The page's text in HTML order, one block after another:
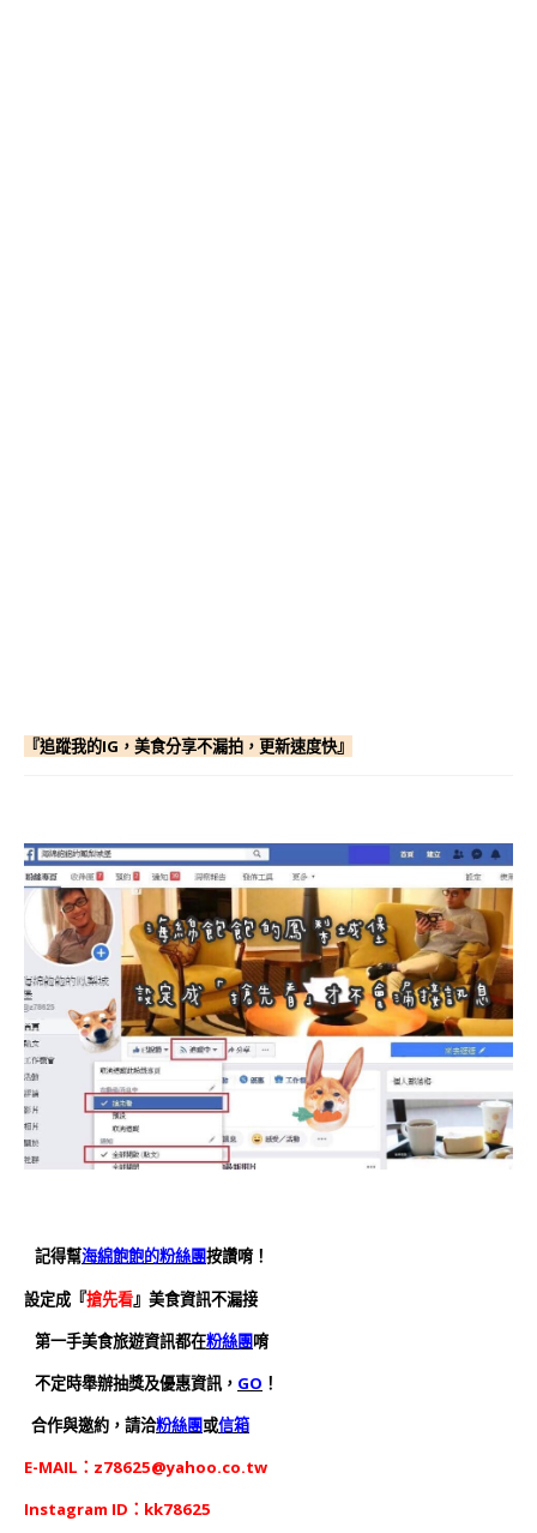
『追蹤我的IG，美食分享不漏拍，更新速度快』
記得幫海綿飽飽的粉絲團按讚唷！
設定成『搶先看』美食資訊不漏接
第一手美食旅遊資訊都在粉絲團唷
不定時舉辦抽獎及優惠資訊， GO ！
合作與邀約，請洽粉絲團或信箱
E-MAIL： z78625@yahoo.co.tw
Instagram ID：kk78625